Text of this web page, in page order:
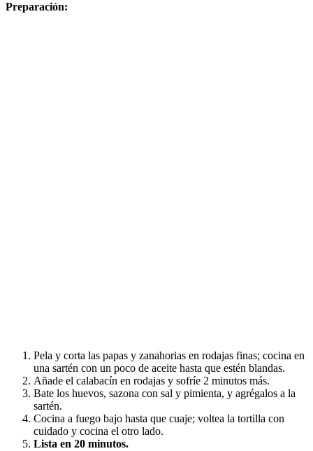
Preparación:
Pela y corta las papas y zanahorias en rodajas finas; cocina en
una sartén con un poco de aceite hasta que estén blandas.
Añade el calabacín en rodajas y sofríe 2 minutos más.
Bate los huevos, sazona con sal y pimienta, y agrégalos a la
sartén.
Cocina a fuego bajo hasta que cuaje; voltea la tortilla con
cuidado y cocina el otro lado.
Lista en 20 minutos.